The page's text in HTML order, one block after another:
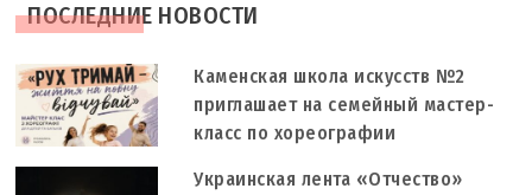
ПОСЛЕДНИЕ НОВОСТИ
Каменская школа искусств №2
приглашает на семейный мастер-
класс по хореографии
Украинская лента «Отчество»